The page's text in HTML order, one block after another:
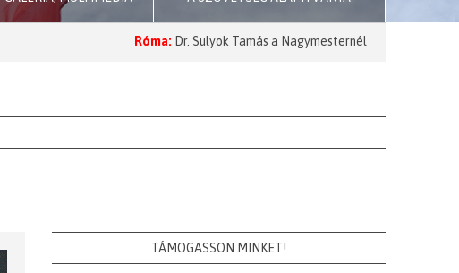
Dr. Sulyok Tamás a Nagymesternél 2026 Nagyböjt:
TÁMOGASSON MINKET!